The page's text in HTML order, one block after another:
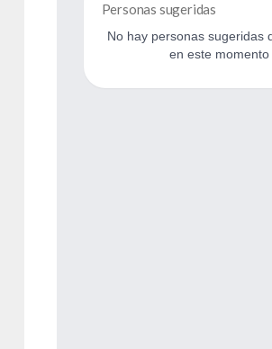
Personas sugeridas
No hay personas sugeridas
en este momento